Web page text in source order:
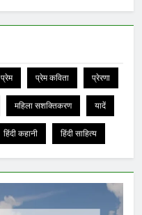
प्रेम प्रेम कविता प्रेरणा
महिला सशक्तिकरण यादें
हिंदी कहानी हिंदी साहित्य